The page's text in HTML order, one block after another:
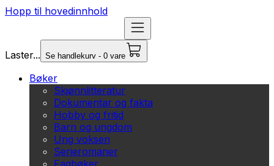
Hopp til hovedinnhold
Laster... Se handlekurv - 0 vare
Bøker
Skjønnlitteratur
Dokumentar og fakta
Hobby og fritid
Barn og ungdom
Ung voksen
Serieromaner
Fagbøker